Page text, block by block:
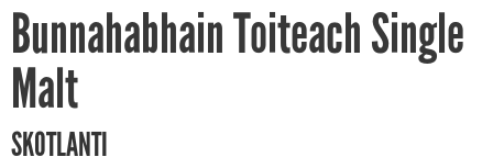
Bunnahabhain Toiteach Single
Malt
SKOTLANTI